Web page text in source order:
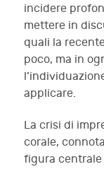
incidere
mettere in
quali la
poco, ma in
applicare.
La crisi di
corale,
figura centrale